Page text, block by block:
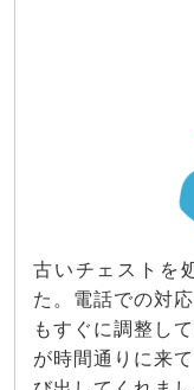
古いチェストを
た。電話での対
もすぐに調整し
が時間通りに来